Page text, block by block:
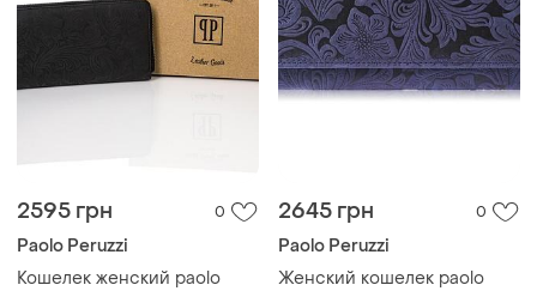
2595 грн 0
Paolo Peruzzi
Кошелек женский paolo
2645 грн 0
Paolo Peruzzi
Женский кошелек paolo